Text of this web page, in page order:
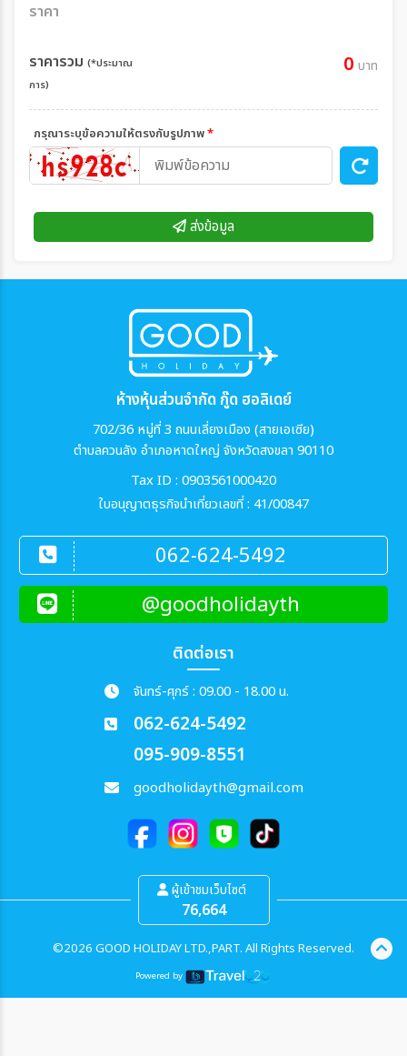
ราคา
ราคารวม (*ประมาณ
การ)
0 บาท
กรุณาระบุข้อความให้ตรงกับรูปภาพ*
ส่งข้อมูล
ห้างหุ้นส่วนจำกัด กู๊ด ฮอลิเดย์
702/36 หมู่ที่ 3 ถนนเลี่ยงเมือง (สายเอเซีย)
ตำบลควนลัง อำเภอหาดใหญ่ จังหวัดสงขลา 90110
Tax ID : 0903561000420
ใบอนุญาตธุรกิจนำเที่ยวเลขที่ : 41/00847
062-624-5492
@goodholidayth
ติดต่อเรา
จันทร์-ศุกร์ : 09.00 - 18.00 น.
062-624-5492
095-909-8551
goodholidayth@gmail.com
ผู้เข้าชมเว็บไซต์
76,664
©2026 GOOD HOLIDAY LTD.,PART. All Rights Reserved.
Powered by